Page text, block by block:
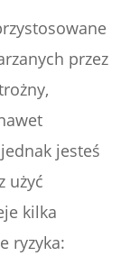
przez
jesteś
użyć
kilka
ryzyka: